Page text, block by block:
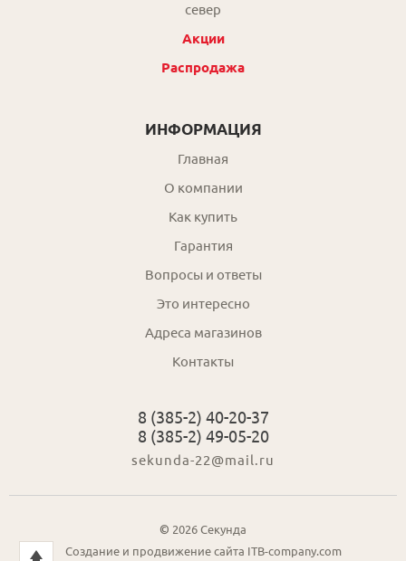
север
Акции
Распродажа
ИНФОРМАЦИЯ
Главная
О компании
Как купить
Гарантия
Вопросы и ответы
Это интересно
Адреса магазинов
Контакты
8 (385-2) 40-20-37
8 (385-2) 49-05-20
sekunda-22@mail.ru
© 2026 Секунда
Создание и продвижение сайта ITB-company.com